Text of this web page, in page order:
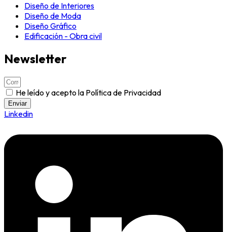
Diseño de Interiores
Diseño de Moda
Diseño Gráfico
Edificación - Obra civil
Newsletter
He leído y acepto la Política de Privacidad
Enviar
Linkedin